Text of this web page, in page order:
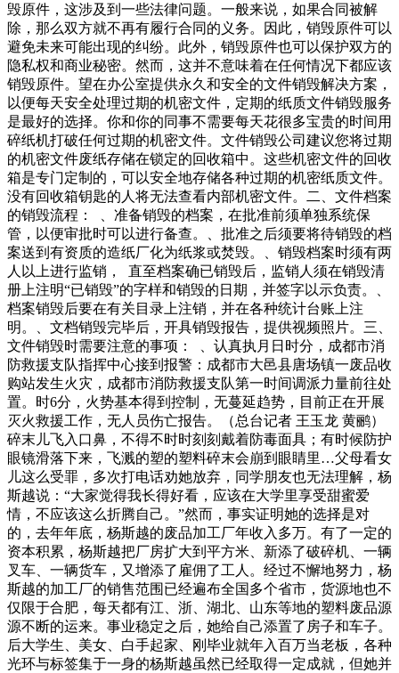
毁原件，这涉及到一些法律问题。一般来说，如果合同被解
除，那么双方就不再有履行合同的义务。因此，销毁原件可以
避免未来可能出现的纠纷。此外，销毁原件也可以保护双方的
隐私权和商业秘密。然而，这并不意味着在任何情况下都应该
销毁原件。望在办公室提供永久和安全的文件销毁解决方案，
以便每天安全处理过期的机密文件，定期的纸质文件销毁服务
是最好的选择。你和你的同事不需要每天花很多宝贵的时间用
碎纸机打破任何过期的机密文件。文件销毁公司建议您将过期
的机密文件废纸存储在锁定的回收箱中。这些机密文件的回收
箱是专门定制的，可以安全地存储各种过期的机密纸质文件。
没有回收箱钥匙的人将无法查看内部机密文件。二、文件档案
的销毁流程： 、准备销毁的档案，在批准前须单独系统保
管，以便审批时可以进行备查。、批准之后须要将待销毁的档
案送到有资质的造纸厂化为纸浆或焚毁。、销毁档案时须有两
人以上进行监销， 直至档案确已销毁后，监销人须在销毁清
册上注明“已销毁”的字样和销毁的日期，并签字以示负责。、
档案销毁后要在有关目录上注销，并在各种统计台账上注
明。、文档销毁完毕后，开具销毁报告，提供视频照片。三、
文件销毁时需要注意的事项： 、认真执月日时分，成都市消
防救援支队指挥中心接到报警：成都市大邑县唐场镇一废品收
购站发生火灾，成都市消防救援支队第一时间调派力量前往处
置。时6分，火势基本得到控制，无蔓延趋势，目前正在开展
灭火救援工作，无人员伤亡报告。（总台记者 王玉龙 黄鹂）
碎末儿飞入口鼻，不得不时时刻刻戴着防毒面具；有时候防护
眼镜滑落下来，飞溅的塑的塑料碎末会崩到眼睛里…父母看女
儿这么受罪，多次打电话劝她放弃，同学朋友也无法理解，杨
斯越说：“大家觉得我长得好看，应该在大学里享受甜蜜爱
情，不应该这么折腾自己。”然而，事实证明她的选择是对
的，去年年底，杨斯越的废品加工厂年收入多万。有了一定的
资本积累，杨斯越把厂房扩大到平方米、新添了破碎机、一辆
叉车、一辆货车，又增添了雇佣了工人。经过不懈地努力，杨
斯越的加工厂的销售范围已经遍布全国多个省市，货源地也不
仅限于合肥，每天都有江、浙、湖北、山东等地的塑料废品源
源不断的运来。事业稳定之后，她给自己添置了房子和车子。
后大学生、美女、白手起家、刚毕业就年入百万当老板，各种
光环与标签集于一身的杨斯越虽然已经取得一定成就，但她并